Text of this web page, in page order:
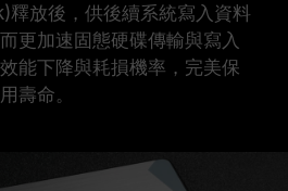
釋放後，供後續系統寫入資料
更加速固態硬碟傳輸與寫入
能下降與耗損機率，完美保
壽命。